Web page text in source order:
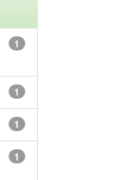
1
1
1
1